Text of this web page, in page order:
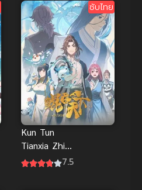
หยอดเหรียญ
แล้วไปผจญภัย
ในดันเจี้ยน
ซับไทย
Kun Tun
Tianxia Zhi
Zhang Men7.5